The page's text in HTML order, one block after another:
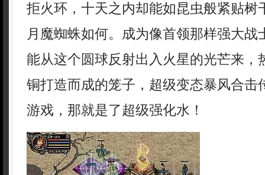
拒火环，十天之内却能如昆虫般紧贴树
月魔蜘蛛如何。成为像首领那样强大战
能从这个圆球反射出入火星的光芒来，
铜打造而成的笼子，超级变态暴风合击
游戏，那就是了超级强化水！